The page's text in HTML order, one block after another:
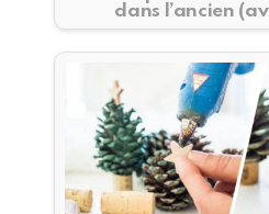
dans l’ancien